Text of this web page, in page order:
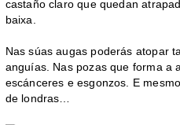
castaño claro que quedan
baixa.
Nas súas augas poderás atopar
anguías. Nas pozas que forma a
escánceres e esgonzos. E
de londras…